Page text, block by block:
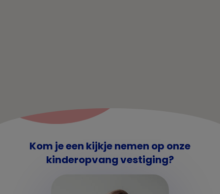
Kom je een kijkje nemen op onze
kinderopvang vestiging?